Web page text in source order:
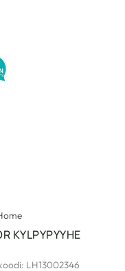
KYLPYPYYHE
LH13002346